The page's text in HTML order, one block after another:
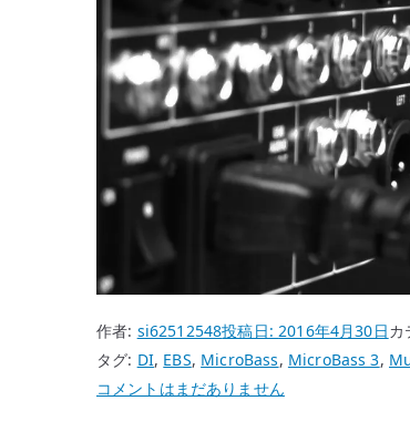
作者: si62512548投稿日:2016年4月30日カ
タグ: DI, EBS, MicroBass, MicroBass 3,
EBS
コメントはまだありません